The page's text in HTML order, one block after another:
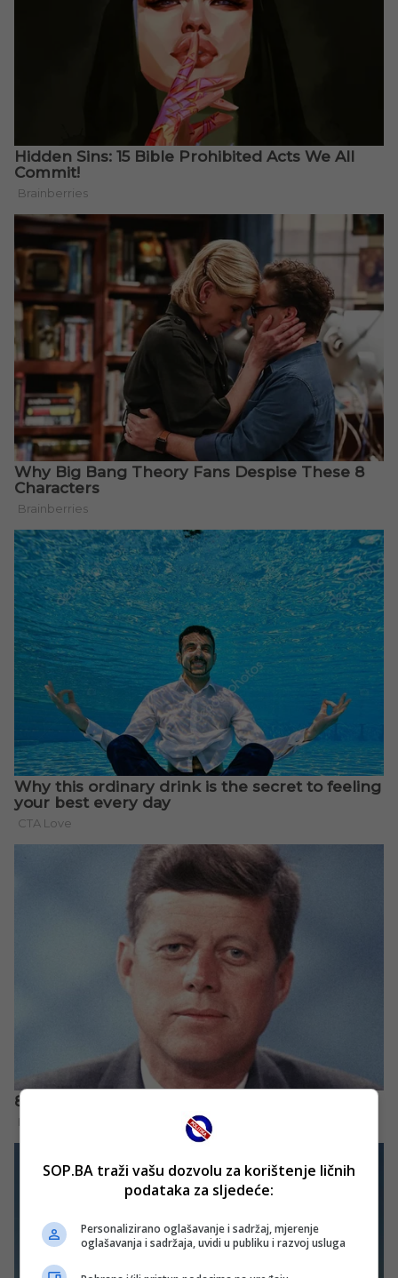
SOP.BA traži vašu dozvolu za korištenje ličnih
podataka za sljedeće:
Personalizirano oglašavanje i sadržaj, mjerenje
oglašavanja i sadržaja, uvidi u publiku i razvoj usluga